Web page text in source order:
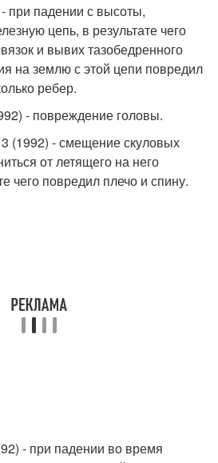
при падении с высоты,
цепь, в результате чего
и вывих тазобедренного
на землю с этой цепи повредил
ребер.
- повреждение головы.
(1992) - смещение скуловых
от летящего на него
чего повредил плечо и спину.
- при падении во время